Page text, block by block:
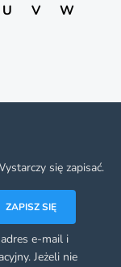
U V
W
się zapisać.
ZAPISZ SIĘ
e-mail i
Jeżeli nie